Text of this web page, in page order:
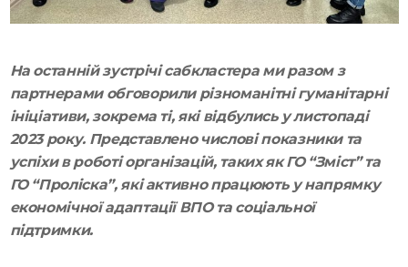
На останній зустрічі сабкластера ми разом з
партнерами обговорили різноманітні гуманітарні
ініціативи, зокрема ті, які відбулись у листопаді
2023 року. Представлено числові показники та
успіхи в роботі організацій, таких як ГО “Зміст” та
ГО “Проліска”, які активно працюють у напрямку
економічної адаптації ВПО та соціальної
підтримки.